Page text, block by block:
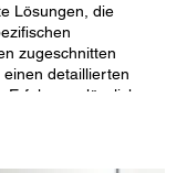
Lösungen, die
zugeschnitten
einen detaillierten
Erfolg unerlässlich